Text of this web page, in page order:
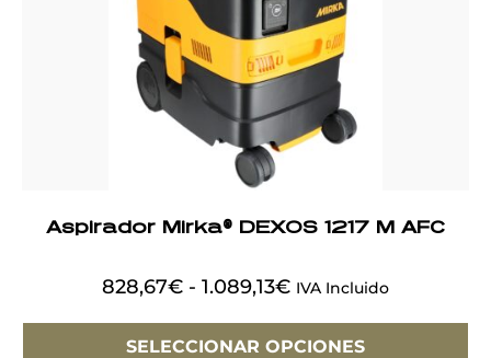
Aspirador Mirka® DEXOS 1217 M AFC
828,67€ - 1.089,13€ IVA Incluido
SELECCIONAR OPCIONES